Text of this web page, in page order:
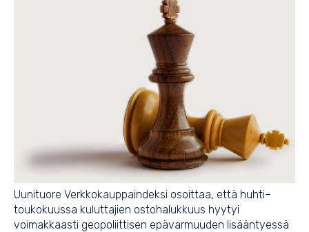
Uunituore Verkkokauppaindeksi osoittaa, että huhti–
toukokuussa kuluttajien ostohalukkuus hyytyi
voimakkaasti geopoliittisen epävarmuuden lisääntyessä